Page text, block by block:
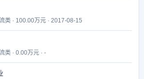
类 · 100.00万元 · 2017-08-15
类 · 0.00万元 · -